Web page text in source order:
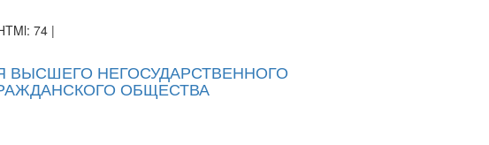
74 |
ВЫСШЕГО НЕГОСУДАРСТВЕННОГО
ОБЩЕСТВА